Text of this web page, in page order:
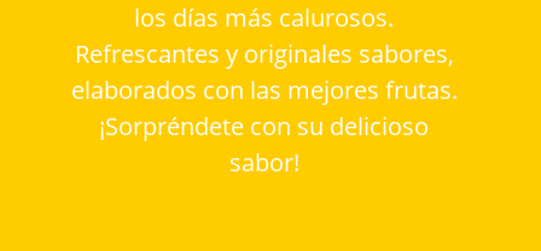
los días más calurosos.
Refrescantes y originales sabores,
elaborados con las mejores frutas.
¡Sorpréndete con su delicioso
sabor!